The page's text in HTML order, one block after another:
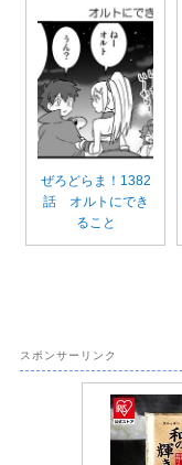
ぜろどらま！1382
話 オルトにでき
ること
スポンサーリンク